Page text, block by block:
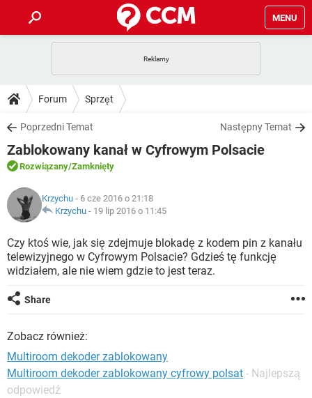
MENU
GRY
SPOTIFY
INSTAGRAM FACEBOOK
WINDOWS 10
PORADY
PlayStation
SPOTIFY
INSTAGRAM
WINDOWS 10
DO POBRANIA
ANDROID TIKTOK
GRY
IOS
INSTAGRAM
WINDOWS 10
FORUM
COVID-19
GRY
INSTAGRAM FACEBOOK
ARTYKUŁY
COVID-19
GRY WHATSAPP
SPOTIFY NETFLIX
INSTAGRAM
Forum Sprzęt
Poprzedni Temat Następny Temat
Zablokowany kanał w Cyfrowym Polsacie
Rozwiązany/Zamknięty
Krzychu - 6 cze 2016 o 21:18
Krzychu - 19 lip 2016 o 11:45
Czy ktoś wie, jak się zdejmuje blokadę z kodem pin z kanału
telewizyjnego w Cyfrowym Polsacie? Gdzieś tę funkcję
widziałem, ale nie wiem gdzie to jest teraz.
Share
Zobacz również:
Multiroom dekoder zablokowany
Multiroom dekoder zablokowany cyfrowy polsat - Najlepszą
odpowiedź